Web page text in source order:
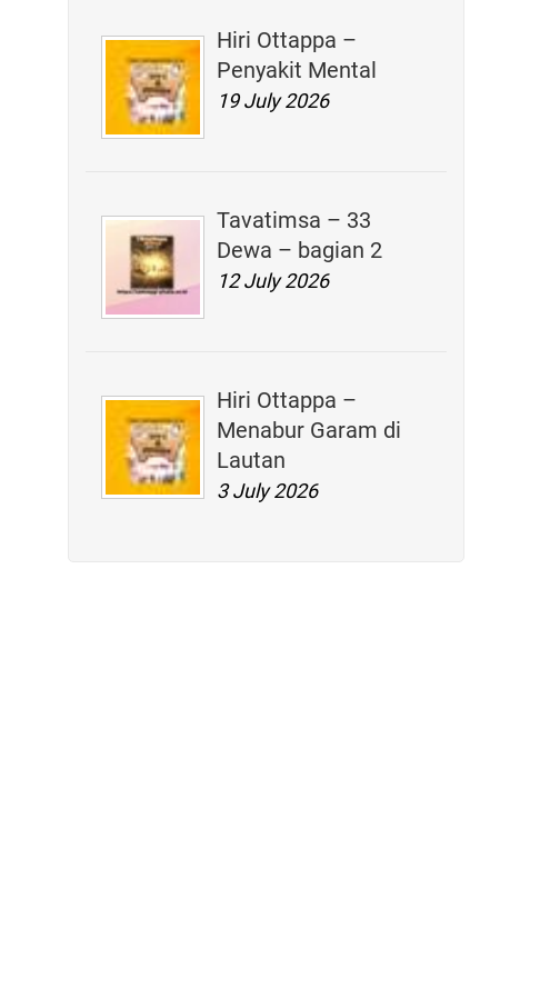
Hiri Ottappa –
Penyakit Mental
19 July 2026
Tavatimsa – 33
Dewa – bagian 2
12 July 2026
Hiri Ottappa –
Menabur Garam di
Lautan
3 July 2026